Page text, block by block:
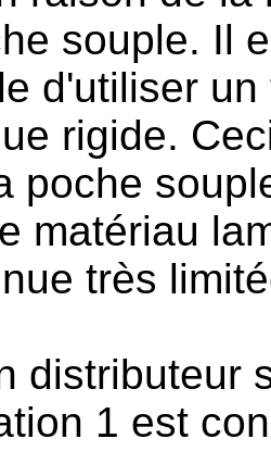
souple. Il
d'utiliser
rigide.
poche
matériau
très
distributeur
1 est